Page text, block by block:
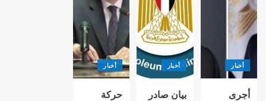
أخبار
أجرى
أخبار
بيان صادر
أخبار
حركة